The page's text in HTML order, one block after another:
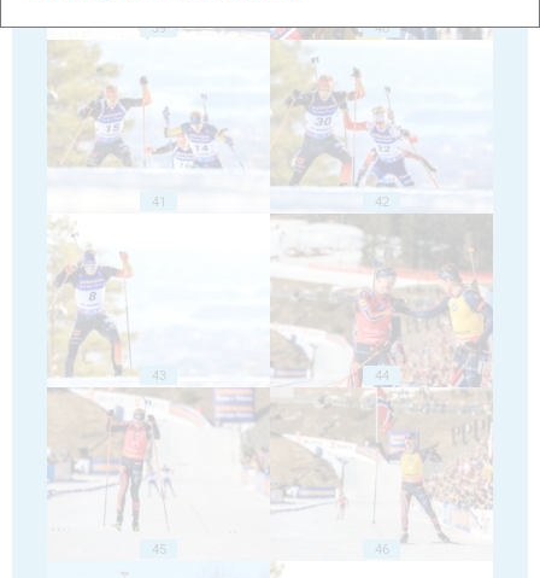
39 40
41 42
43 44
45 46